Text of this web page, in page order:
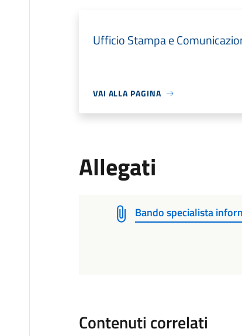
Ufficio Stampa e
VAI ALLA PAGINA
Allegati
Bando specialista
Contenuti correlati